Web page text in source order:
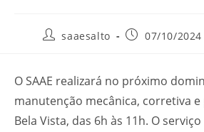
Autorsaaesalto
Post07/10/2024
O SAAE realizará no próximo
manutenção mecânica, corretiva e
Bela Vista, das 6h às 11h. O